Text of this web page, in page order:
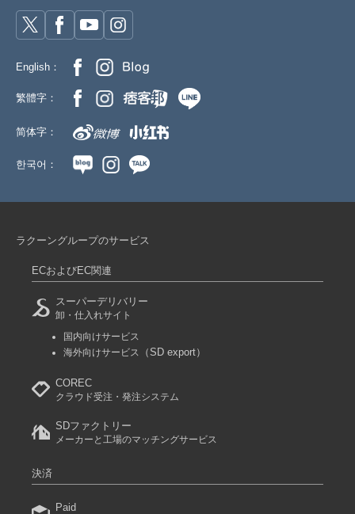
English：
繁體字：
简体字：
한국어：
ラクーングループのサービス
ECおよびEC関連
スーパーデリバリー
卸・仕入れサイト
国内向けサービス
海外向けサービス
（SD export）
COREC
クラウド受注・発注システム
SDファクトリー
メーカーと工場のマッチングサービス
決済
Paid